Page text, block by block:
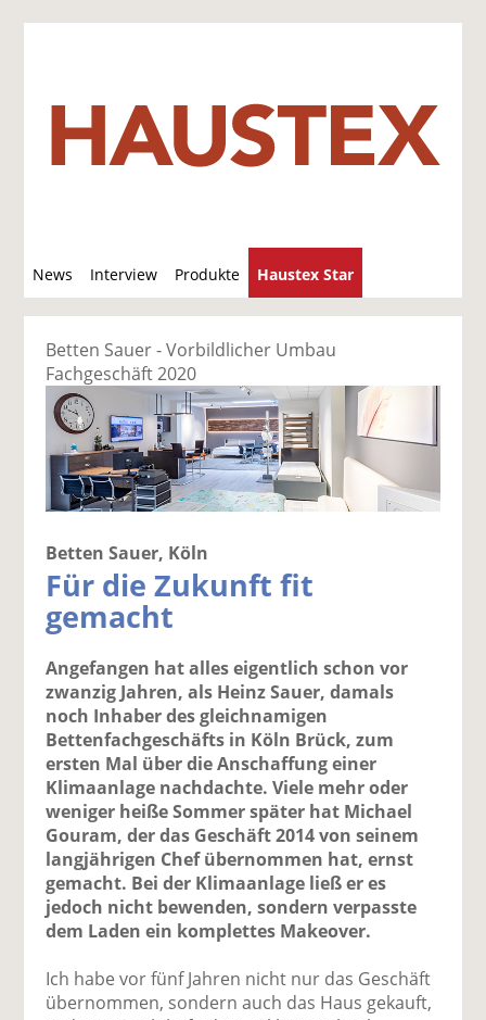
News Interview Produkte Haustex Star
u
c
Betten Sauer - Vorbildlicher Umbau
Fachgeschäft 2020
Betten Sauer, Köln
Für die Zukunft fit
gemacht
Angefangen hat alles eigentlich schon vor
zwanzig Jahren, als Heinz Sauer, damals
noch Inhaber des gleichnamigen
Bettenfachgeschäfts in Köln Brück, zum
ersten Mal über die Anschaffung einer
Klimaanlage nachdachte. Viele mehr oder
weniger heiße Sommer später hat Michael
Gouram, der das Geschäft 2014 von seinem
langjährigen Chef übernommen hat, ernst
gemacht. Bei der Klimaanlage ließ er es
jedoch nicht bewenden, sondern verpasste
dem Laden ein komplettes Makeover.
Ich habe vor fünf Jahren nicht nur das Geschäft
übernommen, sondern auch das Haus gekauft,